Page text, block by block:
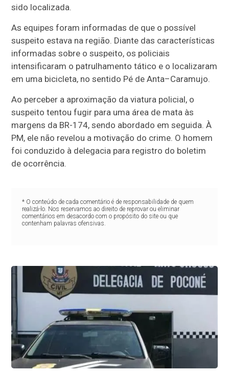
sido localizada.
As equipes foram informadas de que o possível
suspeito estava na região. Diante das características
informadas sobre o suspeito, os policiais
intensificaram o patrulhamento tático e o localizaram
em uma bicicleta, no sentido Pé de Anta–Caramujo.
Ao perceber a aproximação da viatura policial, o
suspeito tentou fugir para uma área de mata às
margens da BR-174, sendo abordado em seguida. À
PM, ele não revelou a motivação do crime. O homem
foi conduzido à delegacia para registro do boletim
de ocorrência.
* O conteúdo de cada comentário é de responsabilidade de quem
realizá-lo. Nos reservamos ao direito de reprovar ou eliminar
comentários em desacordo com o propósito do site ou que
contenham palavras ofensivas.